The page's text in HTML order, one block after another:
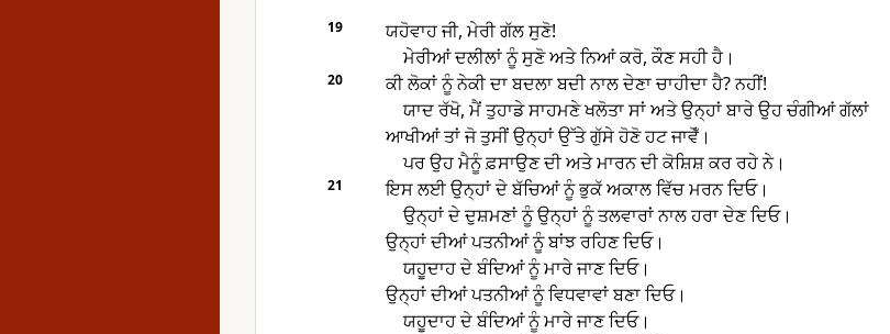
19
ਯਹੋਵਾਹ ਜੀ, ਮੇਰੀ ਗੱਲ ਸੁਣੋ!
ਮੇਰੀਆਂ ਦਲੀਲਾਂ ਨੂੰ ਸੁਣੋ ਅਤੇ ਨਿਆਂ ਕਰੋ, ਕੌਣ ਸਹੀ ਹੈ।
20
ਕੀ ਲੋਕਾਂ ਨੂੰ ਨੇਕੀ ਦਾ ਬਦਲਾ ਬਦੀ ਨਾਲ ਦੇਣਾ ਚਾਹੀਦਾ ਹੈ? ਨਹੀਂ!
ਯਾਦ ਰੱਖੋ, ਮੈਂ ਤੁਹਾਡੇ ਸਾਹਮਣੇ ਖਲੋਤਾ ਸਾਂ ਅਤੇ ਉਨ੍ਹਾਂ ਬਾਰੇ ਉਹ ਚੰਗੀਆਂ ਗੱਲਾਂ
ਆਖੀਆਂ ਤਾਂ ਜੋ ਤੁਸੀਂ ਉਨ੍ਹਾਂ ਉੱਤੇ ਗੁੱਸੇ ਹੋਣੋ ਹਟ ਜਾਵੋਁ।
ਪਰ ਉਹ ਮੈਨੂੰ ਫ਼ਸਾਉਣ ਦੀ ਅਤੇ ਮਾਰਨ ਦੀ ਕੋਸ਼ਿਸ਼ ਕਰ ਰਹੇ ਨੇ।
21
ਇਸ ਲਈ ਉਨ੍ਹਾਂ ਦੇ ਬੱਚਿਆਂ ਨੂੰ ਭੁਕੱ ਅਕਾਲ ਵਿੱਚ ਮਰਨ ਦਿਓ।
ਉਨ੍ਹਾਂ ਦੇ ਦੁਸ਼ਮਣਾਂ ਨੂੰ ਉਨ੍ਹਾਂ ਨੂੰ ਤਲਵਾਰਾਂ ਨਾਲ ਹਰਾ ਦੇਣ ਦਿਓ।
ਉਨ੍ਹਾਂ ਦੀਆਂ ਪਤਨੀਆਂ ਨੂੰ ਬਾਂਝ ਰਹਿਣ ਦਿਓ।
ਯਹੂਦਾਹ ਦੇ ਬੰਦਿਆਂ ਨੂੰ ਮਾਰੇ ਜਾਣ ਦਿਓ।
ਉਨ੍ਹਾਂ ਦੀਆਂ ਪਤਨੀਆਂ ਨੂੰ ਵਿਧਵਾਵਾਂ ਬਣਾ ਦਿਓ।
ਯਹੂਦਾਹ ਦੇ ਬੰਦਿਆਂ ਨੂੰ ਮਾਰੇ ਜਾਣ ਦਿਓ।